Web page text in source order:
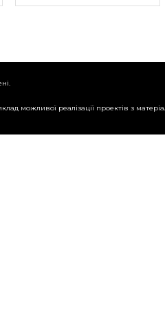
можливої реалізації проектів з